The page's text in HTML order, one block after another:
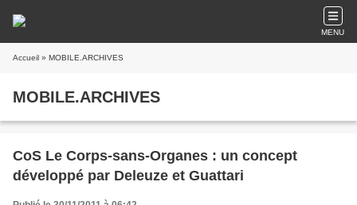
MENU
Accueil » MOBILE.ARCHIVES
MOBILE.ARCHIVES
CoS Le Corps-sans-Organes : un concept
développé par Deleuze et Guattari